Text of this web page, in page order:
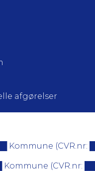
afgørelser
Kommune (CVR.nr:
(CVR.nr: